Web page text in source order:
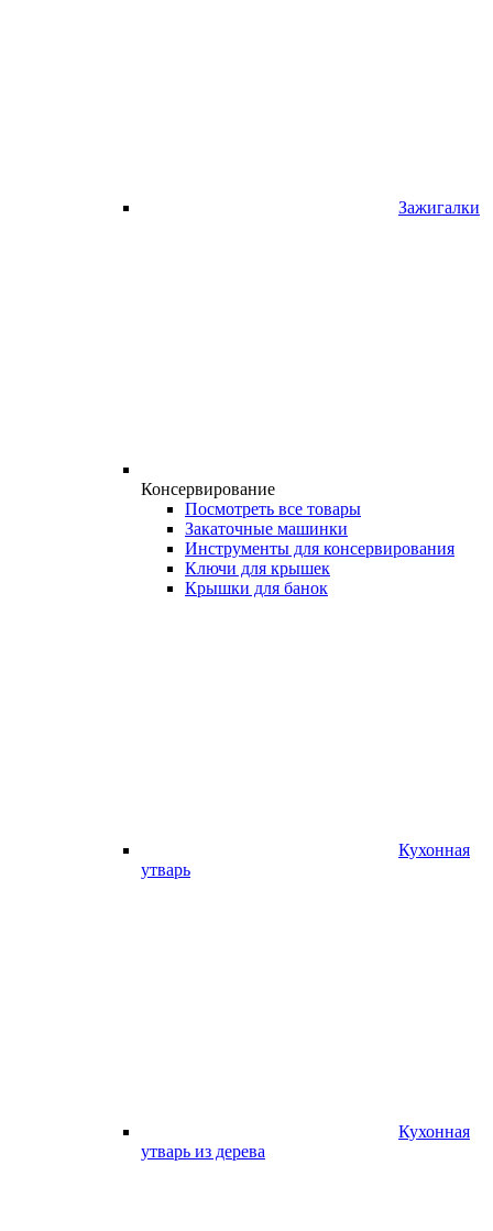
Зажигалки
Консервирование
Посмотреть все товары
Закаточные машинки
Инструменты для консервирования
Ключи для крышек
Крышки для банок
Кухонная
утварь
Кухонная
утварь из дерева